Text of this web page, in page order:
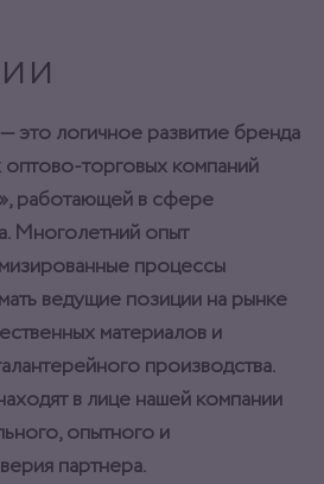
логичное развитие бренда
торговых компаний
работающей в сфере
Многолетний опыт
процессы
ведущие позиции на рынке
материалов и
производства.
в лице нашей компании
опытного и
партнера.